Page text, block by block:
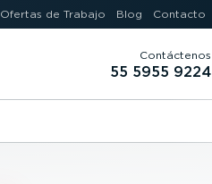
Ofertas de Trabajo Blog Contacto
Contáctenos
55 5955 9224